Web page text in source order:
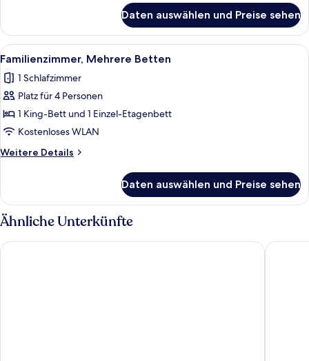
Suite,
1 King-
Bett
Daten auswählen und Preise sehen
Alle
Fotos
für
Familienzimmer,
Mehrere
Betten
anzeigen
Ein Hotelzimmer mit einem Bett,
5
Familienzimmer, Mehrere Betten
1 Schlafzimmer
Platz für 4 Personen
1 King-Bett und 1 Einzel-Etagenbett
Kostenloses WLAN
Weitere Details
Weitere
Mehrere
Betten
Daten auswählen und Preise sehen
Ähnliche Unterkünfte
The Hotel